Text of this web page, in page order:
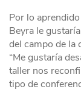
Por lo
Beyra le
del campo de la
“Me gustaría
taller nos
tipo de